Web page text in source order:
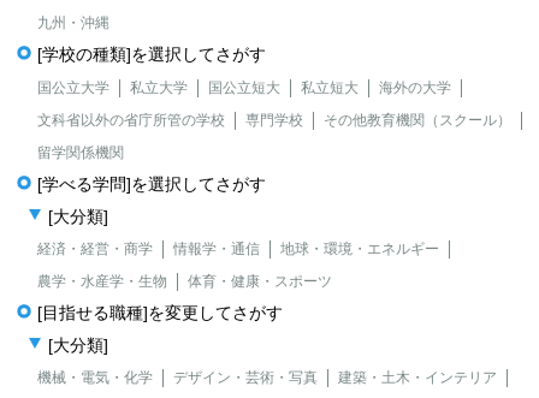
九州・沖縄
[学校の種類]を選択してさがす
国公立大学 私立大学 国公立短大 私立短大
海外の大学
文科省以外の省庁所管の学校
専門学校
その他教育機関（スクール）
留学関係機関
[学べる学問]を選択してさがす
[大分類]
経済・経営・商学 情報学・通信
地球・環境・エネルギー
農学・水産学・生物
体育・健康・スポーツ
[目指せる職種]を変更してさがす
[大分類]
機械・電気・化学 デザイン・芸術・写真
建築・土木・インテリア